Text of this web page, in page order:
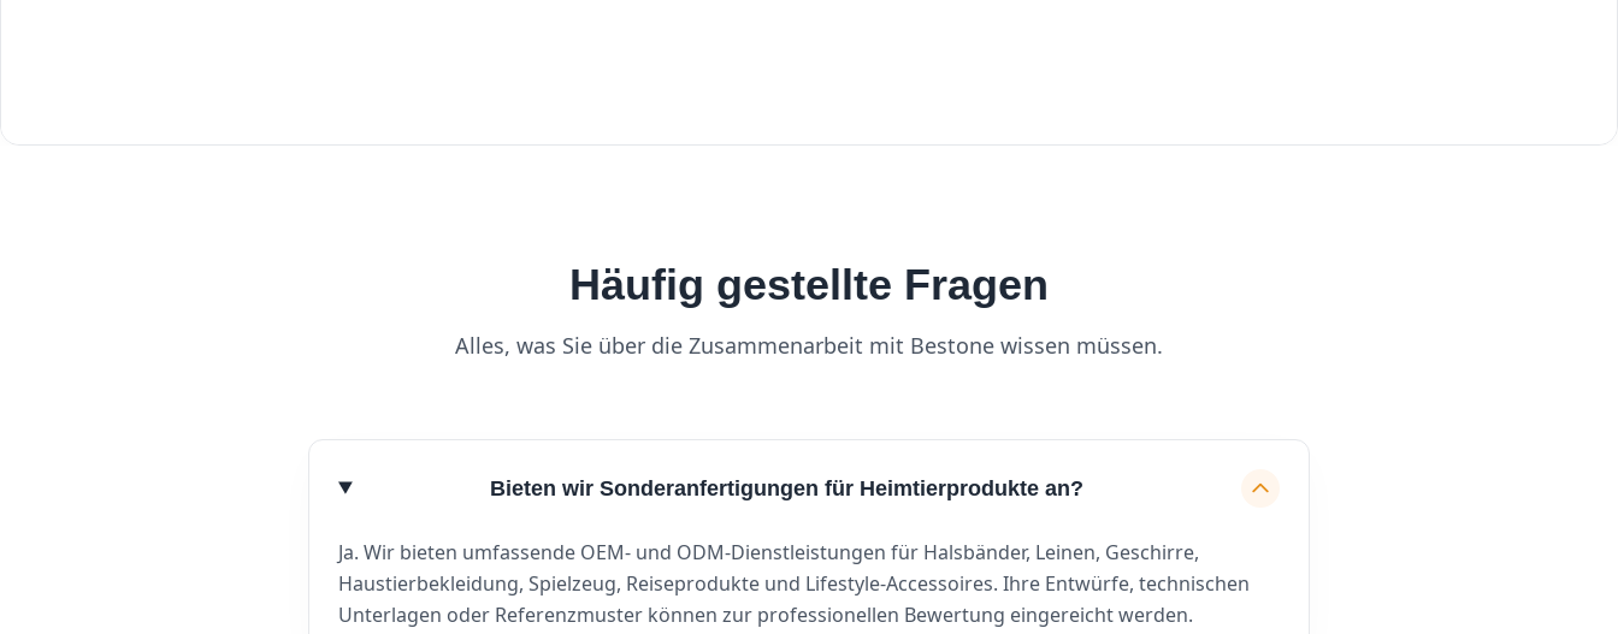
Häufig gestellte Fragen
Alles, was Sie über die Zusammenarbeit mit Bestone wissen müssen.
Bieten wir Sonderanfertigungen für Heimtierprodukte an?
Ja. Wir bieten umfassende OEM- und ODM-Dienstleistungen für Halsbänder, Leinen, Geschirre,
Haustierbekleidung, Spielzeug, Reiseprodukte und Lifestyle-Accessoires. Ihre Entwürfe, technischen
Unterlagen oder Referenzmuster können zur professionellen Bewertung eingereicht werden.